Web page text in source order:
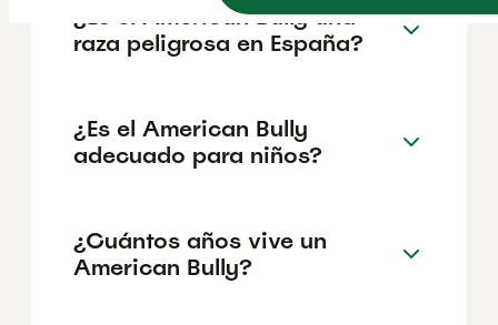
¿Es el American Bully una
raza peligrosa en España?
¿Es el American Bully
adecuado para niños?
¿Cuántos años vive un
American Bully?